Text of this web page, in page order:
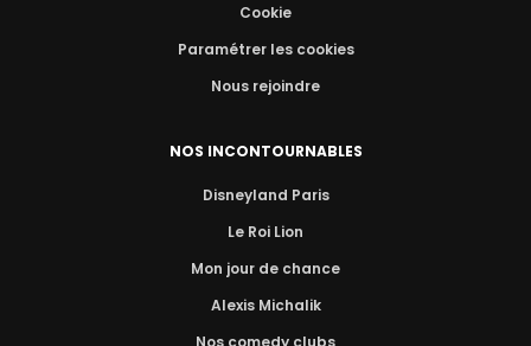
Cookie
Paramétrer les cookies
Nous rejoindre
NOS INCONTOURNABLES
Disneyland Paris
Le Roi Lion
Mon jour de chance
Alexis Michalik